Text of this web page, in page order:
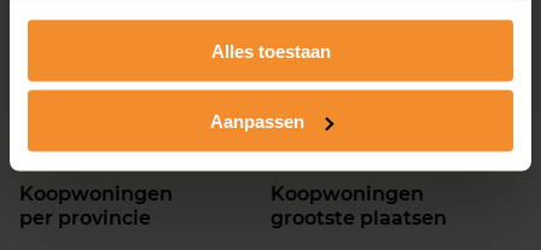
Alles toestaan
Aanpassen
Zeeland
Haarlem
Apeldoorn
Nijmegen
Koopwoningen
per provincie
Koopwoningen
grootste plaatsen